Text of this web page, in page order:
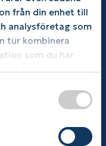
från din enhet till
analysföretag som
tur kombinera
som du har
in när du har
Sandaler
Fotled
& knästöd
& tillbehör